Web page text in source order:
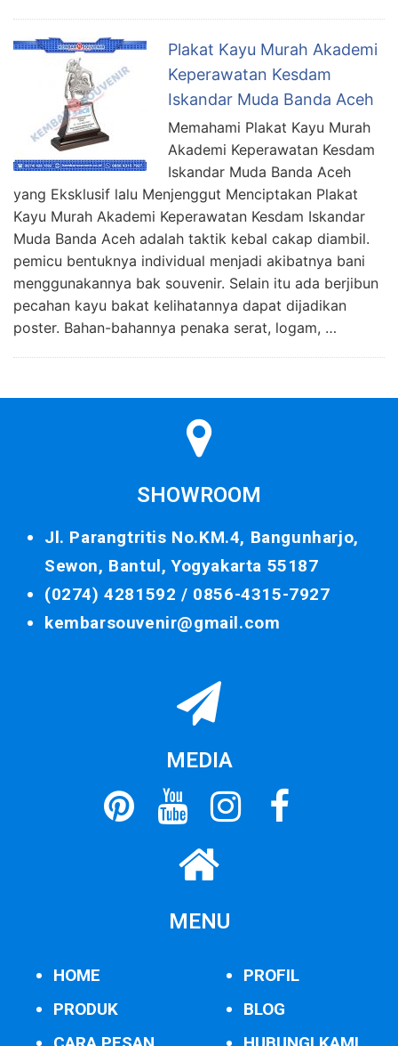
Plakat Kayu Murah Akademi
Keperawatan Kesdam
Iskandar Muda Banda Aceh
Memahami Plakat Kayu Murah
Akademi Keperawatan Kesdam
Iskandar Muda Banda Aceh
yang Eksklusif lalu Menjenggut Menciptakan Plakat
Kayu Murah Akademi Keperawatan Kesdam Iskandar
Muda Banda Aceh adalah taktik kebal cakap diambil.
pemicu bentuknya individual menjadi akibatnya bani
menggunakannya bak souvenir. Selain itu ada berjibun
pecahan kayu bakat kelihatannya dapat dijadikan
poster. Bahan-bahannya penaka serat, logam, …
SHOWROOM
Jl. Parangtritis No.KM.4, Bangunharjo,
Sewon, Bantul, Yogyakarta 55187
(0274) 4281592 / 0856-4315-7927
kembarsouvenir@gmail.com
MEDIA
MENU
HOME
PRODUK
PROFIL
BLOG